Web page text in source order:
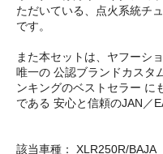
ただいている、点火系統チ
です。
また本セットは、ヤフーシ
唯一の 公認ブランドカスタ
ンキングのベストセラー に
である 安心と信頼のJAN／
該当車種： XLR250R/BAJA